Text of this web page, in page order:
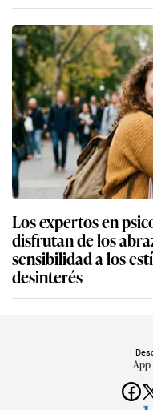
Los expertos en
disfrutan de los
sensibilidad a los
desinterés
App